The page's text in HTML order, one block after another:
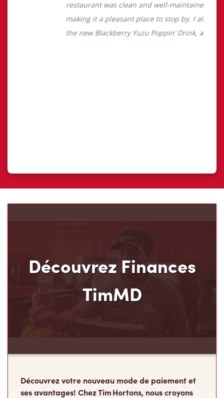
Découvrez Finances
TimMD
Découvrez votre nouveau mode de paiement et
ses avantages! Chez Tim Hortons, nous croyons